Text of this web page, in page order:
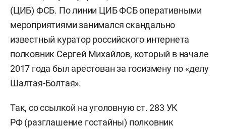
(ЦИБ) ФСБ. По линии ЦИБ ФСБ оперативными
мероприятиями занимался скандально
известный куратор российского интернета
полковник Сергей Михайлов, который в начале
2017 года был арестован за госизмену по «делу
Шалтая-Болтая».
Так, со ссылкой на уголовную ст. 283 УК
РФ (разглашение гостайны) полковник